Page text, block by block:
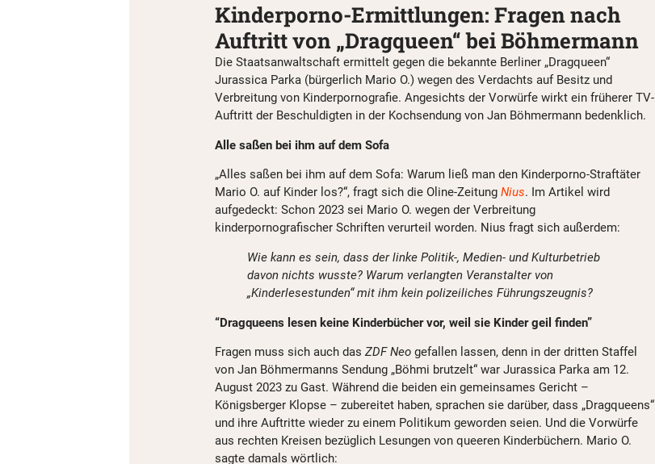
Kinderporno-Ermittlungen: Fragen nach
Auftritt von „Dragqueen“ bei Böhmermann
Die Staatsanwaltschaft ermittelt gegen die bekannte Berliner „Dragqueen“
Jurassica Parka (bürgerlich Mario O.) wegen des Verdachts auf Besitz und
Verbreitung von Kinderpornografie. Angesichts der Vorwürfe wirkt ein früherer TV-
Auftritt der Beschuldigten in der Kochsendung von Jan Böhmermann bedenklich.
Alle saßen bei ihm auf dem Sofa
„Alles saßen bei ihm auf dem Sofa: Warum ließ man den Kinderporno-Straftäter
Mario O. auf Kinder los?“, fragt sich die Oline-Zeitung Nius. Im Artikel wird
aufgedeckt: Schon 2023 sei Mario O. wegen der Verbreitung
kinderpornografischer Schriften verurteil worden. Nius fragt sich außerdem:
Wie kann es sein, dass der linke Politik-, Medien- und Kulturbetrieb
davon nichts wusste? Warum verlangten Veranstalter von
„Kinderlesestunden“ mit ihm kein polizeiliches Führungszeugnis?
“Dragqueens lesen keine Kinderbücher vor, weil sie Kinder geil finden”
Fragen muss sich auch das ZDF Neo gefallen lassen, denn in der dritten Staffel
von Jan Böhmermanns Sendung „Böhmi brutzelt“ war Jurassica Parka am 12.
August 2023 zu Gast. Während die beiden ein gemeinsames Gericht –
Königsberger Klopse – zubereitet haben, sprachen sie darüber, dass „Dragqueens“
und ihre Auftritte wieder zu einem Politikum geworden seien. Und die Vorwürfe
aus rechten Kreisen bezüglich Lesungen von queeren Kinderbüchern. Mario O.
sagte damals wörtlich: